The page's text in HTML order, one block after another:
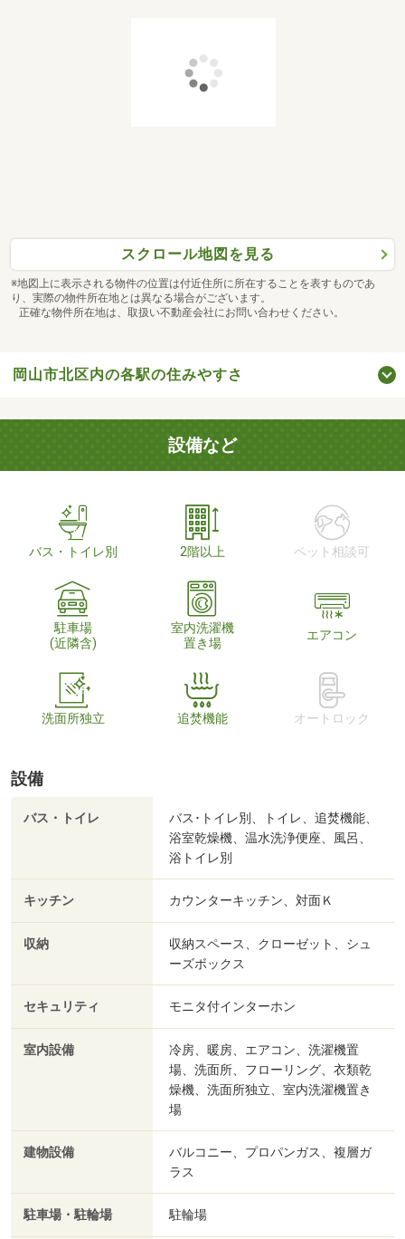
スクロール地図を見る
※地図上に表示される物件の位置は付近住所に所在することを表すものであ
り、実際の物件所在地とは異なる場合がございます。
正確な物件所在地は、取扱い不動産会社にお問い合わせください。
岡山市北区内の各駅の住みやすさ
設備など
バス・トイレ別 2階以上 ペット相談可
駐車場
(近隣含)
室内洗濯機
置き場
エアコン
洗面所独立 追焚機能 オートロック
設備
バス・トイレ
バス･トイレ別、トイレ、追焚機能、
浴室乾燥機、温水洗浄便座、風呂、
浴トイレ別
キッチン カウンターキッチン、対面Ｋ
収納
収納スペース、クローゼット、シュ
ーズボックス
セキュリティ モニタ付インターホン
室内設備
冷房、暖房、エアコン、洗濯機置
場、洗面所、フローリング、衣類乾
燥機、洗面所独立、室内洗濯機置き
場
建物設備
バルコニー、プロパンガス、複層ガ
ラス
駐車場・駐輪場 駐輪場